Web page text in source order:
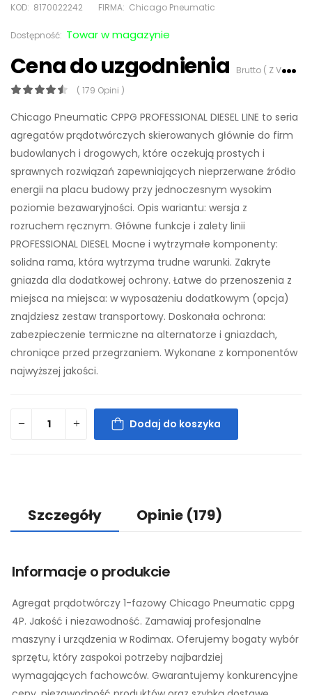
KOD: 8170022242 FIRMA: Chicago Pneumatic
Dostępność: Towar w magazynie
Cena do uzgodnienia Brutto ( Z VAT 23%)
( 179 Opini )
Chicago Pneumatic CPPG PROFESSIONAL DIESEL LINE to seria
agregatów prądotwórczych skierowanych głównie do firm
budowlanych i drogowych, które oczekują prostych i
sprawnych rozwiązań zapewniających nieprzerwane źródło
energii na placu budowy przy jednoczesnym wysokim
poziomie bezawaryjności. Opis wariantu: wersja z
rozruchem ręcznym. Główne funkcje i zalety linii
PROFESSIONAL DIESEL Mocne i wytrzymałe komponenty:
solidna rama, która wytrzyma trudne warunki. Zakryte
gniazda dla dodatkowej ochrony. Łatwe do przenoszenia z
miejsca na miejsca: w wyposażeniu dodatkowym (opcja)
znajdziesz zestaw transportowy. Doskonała ochrona:
zabezpieczenie termiczne na alternatorze i gniazdach,
chroniące przed przegrzaniem. Wykonane z komponentów
najwyższej jakości.
Dodaj do koszyka
Szczegóły Opinie (179)
Informacje o produkcie
Agregat prądotwórczy 1-fazowy Chicago Pneumatic cppg
4P. Jakość i niezawodność. Zamawiaj profesjonalne
maszyny i urządzenia w Rodimax. Oferujemy bogaty wybór
sprzętu, który zaspokoi potrzeby najbardziej
wymagających fachowców. Gwarantujemy konkurencyjne